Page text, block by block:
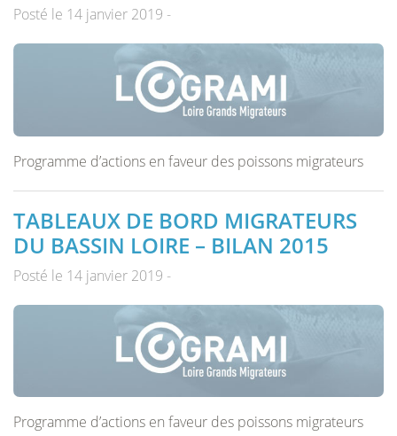
Posté le 14 janvier 2019 -
Programme d’actions en faveur des poissons migrateurs
TABLEAUX DE BORD MIGRATEURS
DU BASSIN LOIRE – BILAN 2015
Posté le 14 janvier 2019 -
Programme d’actions en faveur des poissons migrateurs